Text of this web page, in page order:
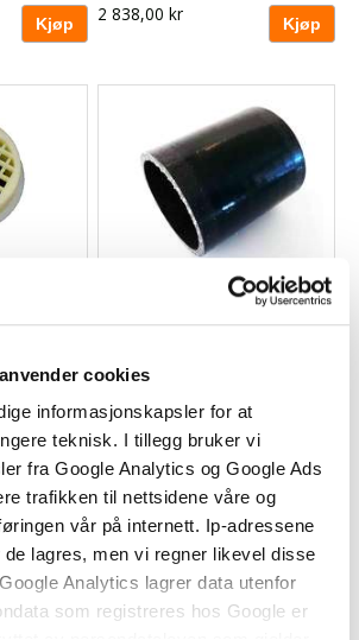
cookies
informasjonskapsler for at
teknisk. I tillegg bruker vi
fra Google Analytics og Google Ads
trafikken til nettsidene våre og
vår på internett. Ip-adressene
lagres, men vi regner likevel disse
Analytics lagrer data utenfor
som registreres hos Google er
2 838,00 kr
Perkins Slange Perkins
Perkins M185C og M215C.
258,75 kr